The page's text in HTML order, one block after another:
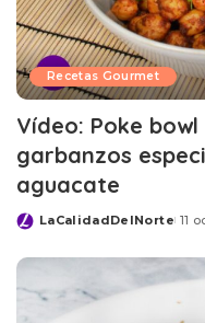
Recetas Gourmet
Vídeo: Poke
garbanzos
aguacate
Posted
LaCalidadDelNorte 11